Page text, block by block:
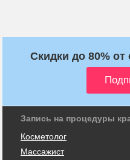
Скидки до 80%
Запись на процедуры
Косметолог
Массажист